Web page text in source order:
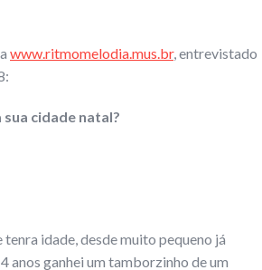
www.ritmomelodia.mus.br, entrevistado
cidade natal?
idade, desde muito pequeno já
anos ganhei um tamborzinho de um